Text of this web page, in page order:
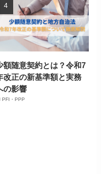
額随意契約とは？令和7
改正の新基準額と実務
の影響
PFI・PPP